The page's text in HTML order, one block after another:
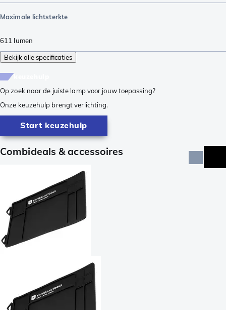
Maximale lichtsterkte
611 lumen
Bekijk alle specificaties
Op zoek naar de juiste lamp voor jouw toepassing?
Onze keuzehulp brengt verlichting.
Start keuzehulp
Combideals & accessoires